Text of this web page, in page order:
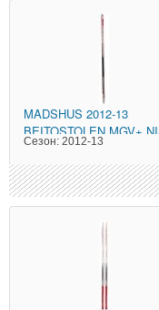
MADSHUS 2012-13
BEITOSTOLEN MGV+
Сезон: 2012-13